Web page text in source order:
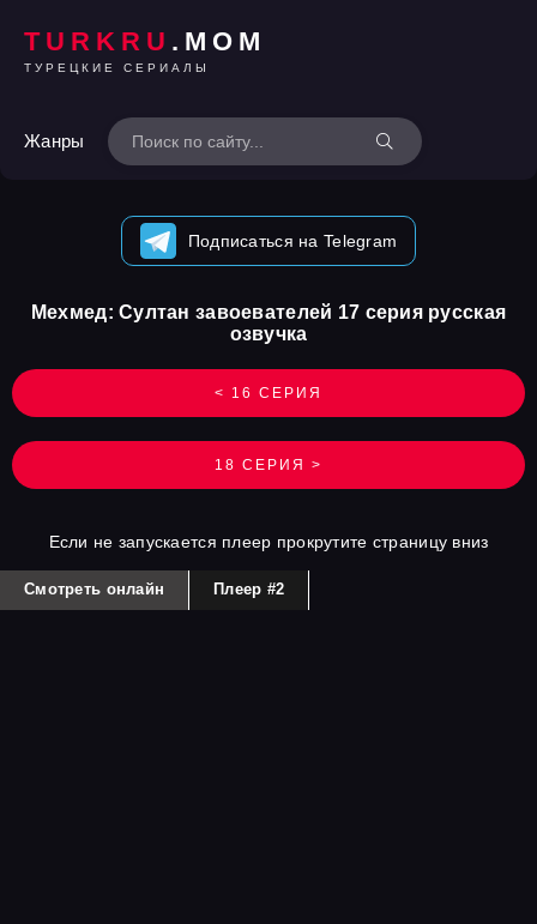
TURKRU .MOM
ТУРЕЦКИЕ СЕРИАЛЫ
Жанры
Подписаться на Telegram
< 16 СЕРИЯ
Мехмед: Султан завоевателей 17 серия русская
озвучка
18 СЕРИЯ >
Если не запускается плеер прокрутите страницу вниз
Смотреть онлайн Плеер #2